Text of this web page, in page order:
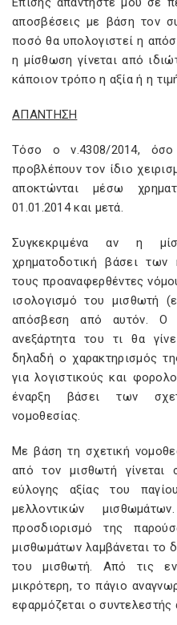
αποσβέσεις με βάση τον
ποσό θα υπολογιστεί η
η μίσθωση γίνεται από
κάποιον τρόπο η αξία ή η
ΑΠΑΝΤΗΣΗ
Τόσο ο ν.4308/2014, όσο
προβλέπουν τον ίδιο
αποκτώνται μέσω
01.01.2014 και μετά.
Συγκεκριμένα αν η
χρηματοδοτική βάσει των
τους προαναφερθέντες
ισολογισμό του μισθωτή
απόσβεση από αυτόν. Ο
ανεξάρτητα του τι θα
δηλαδή ο χαρακτηρισμός
για λογιστικούς και
έναρξη βάσει των
νομοθεσίας.
Με βάση τη σχετική
από τον μισθωτή γίνεται
εύλογης αξίας του
μελλοντικών
προσδιορισμό της
μισθωμάτων λαμβάνεται το
του μισθωτή. Από τις
μικρότερη, το πάγιο
εφαρμόζεται ο